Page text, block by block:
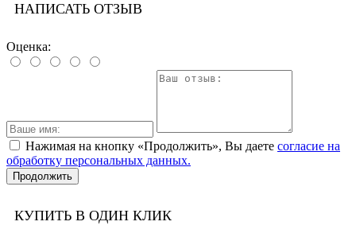
НАПИСАТЬ ОТЗЫВ
Оценка:
Нажимая на кнопку «Продолжить», Вы даете согласие на
обработку персональных данных.
Продолжить
КУПИТЬ В ОДИН КЛИК